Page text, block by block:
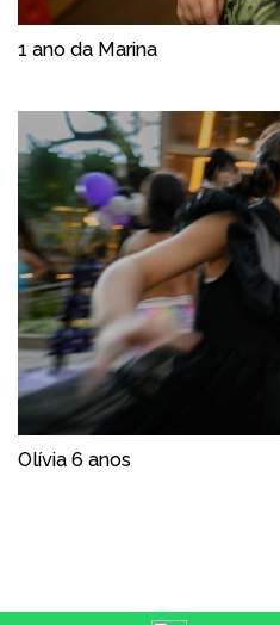
1 ano da Marina
Olívia 6 anos